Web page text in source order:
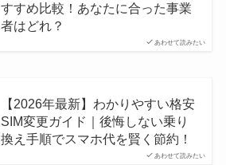
あわせて読みたい
すすめ比較！あなたに合った事業
者はどれ？
あわせて読みたい
【2026年最新】わかりやすい格安
SIM変更ガイド｜後悔しない乗り
換え手順でスマホ代を賢く節約！